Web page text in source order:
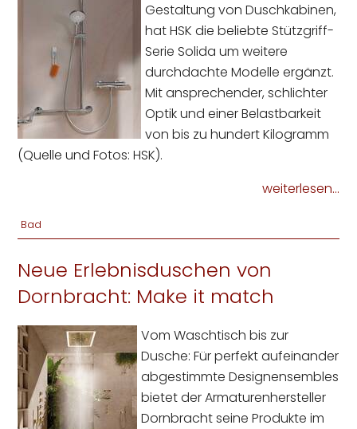
Gestaltung von Duschkabinen,
hat HSK die beliebte Stützgriff-
Serie Solida um weitere
durchdachte Modelle ergänzt.
Mit ansprechender, schlichter
Optik und einer Belastbarkeit
von bis zu hundert Kilogramm
(Quelle und Fotos: HSK).
weiterlesen...
Bad
Neue Erlebnisduschen von
Dornbracht: Make it match
Vom Waschtisch bis zur
Dusche: Für perfekt aufeinander
abgestimmte Designensembles
bietet der Armaturenhersteller
Dornbracht seine Produkte im